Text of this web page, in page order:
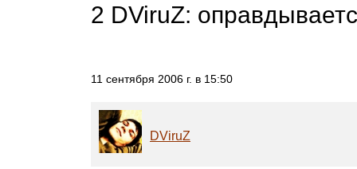
2 DViruZ:
11 сентября 2006 г. в 15:50
DViruZ